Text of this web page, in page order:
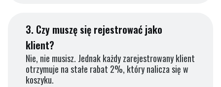
3. Czy muszę się rejestrować jako
klient?
Nie, nie musisz. Jednak każdy zarejestrowany klient
otrzymuje na stałe rabat 2%, który nalicza się w
koszyku.